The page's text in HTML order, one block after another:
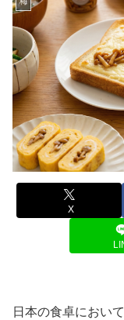
X
日本の食卓におい